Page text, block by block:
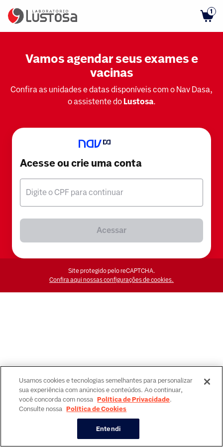
1
Vamos agendar seus exames e
vacinas
Confira as unidades e datas disponíveis com o Nav Dasa,
o assistente do Lustosa.
Acesse ou crie uma conta
Digite o CPF para continuar
Acessar
Site protegido pelo reCAPTCHA.
Confira aqui nossas configurações de cookies.
Usamos cookies e tecnologias semelhantes para personalizar
sua experiência com anúncios e conteúdos. Ao continuar,
você concorda com nossa Política de Privacidade.
Consulte nossa Política de Cookies
Entendi